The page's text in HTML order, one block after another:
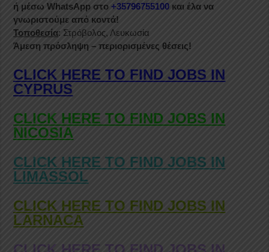
ή μέσω WhatsApp στο+35796755100 και έλα να
γνωριστούμε από κοντά!
Τοποθεσία: Στρόβολος, Λευκωσία
Άμεση πρόσληψη – περιορισμένες θέσεις!
CLICK HERE TO FIND JOBS IN
CYPRUS
CLICK HERE TO FIND JOBS IN
NICOSIA
CLICK HERE TO FIND JOBS IN
LIMASSOL
CLICK HERE TO FIND JOBS IN
LARNACA